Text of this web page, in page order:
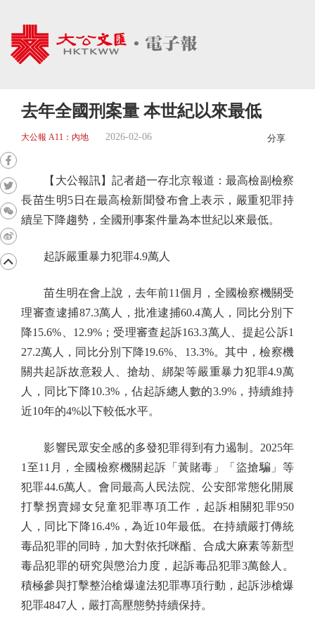
去年全國刑案量 本世紀以來最低
大公報 A11：內地 2026-02-06 分享
【大公報訊】記者趙一存北京報道：最高檢副檢察
長苗生明5日在最高檢新聞發布會上表示，嚴重犯罪持
續呈下降趨勢，全國刑事案件量為本世紀以來最低。
起訴嚴重暴力犯罪4.9萬人
苗生明在會上說，去年前11個月，全國檢察機關受
理審查逮捕87.3萬人，批准逮捕60.4萬人，同比分別下
降15.6%、12.9%；受理審查起訴163.3萬人、提起公訴1
27.2萬人，同比分別下降19.6%、13.3%。其中，檢察機
關共起訴故意殺人、搶劫、綁架等嚴重暴力犯罪4.9萬
人，同比下降10.3%，佔起訴總人數的3.9%，持續維持
近10年的4%以下較低水平。
影響民眾安全感的多發犯罪得到有力遏制。2025年
1至11月，全國檢察機關起訴「黃賭毒」「盜搶騙」等
犯罪44.6萬人。會同最高人民法院、公安部常態化開展
打擊拐賣婦女兒童犯罪專項工作，起訴相關犯罪950
人，同比下降16.4%，為近10年最低。在持續嚴打傳統
毒品犯罪的同時，加大對依托咪酯、合成大麻素等新型
毒品犯罪的研究與懲治力度，起訴毒品犯罪3萬餘人。
積極參與打擊整治槍爆違法犯罪專項行動，起訴涉槍爆
犯罪4847人，嚴打高壓態勢持續保持。